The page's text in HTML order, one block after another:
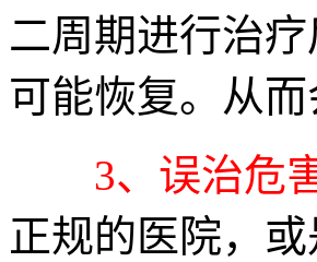
二周期进行治
可能恢复。从
3、误治危
正规的医院，